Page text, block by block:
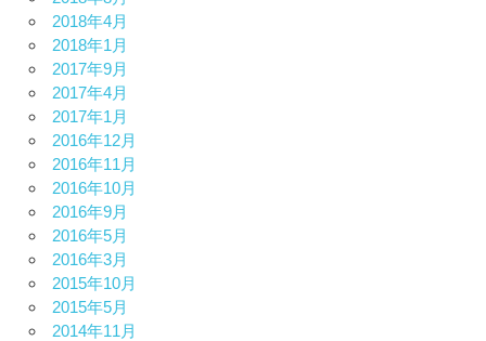
2018年4月
2018年1月
2017年9月
2017年4月
2017年1月
2016年12月
2016年11月
2016年10月
2016年9月
2016年5月
2016年3月
2015年10月
2015年5月
2014年11月